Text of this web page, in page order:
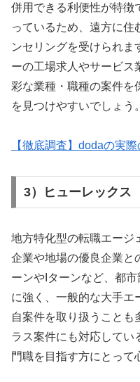
併用できる利便性が特徴
っているため、遠方に住
ンセリングを受けられま
ーの工場求人やサービス
彩な業種・職種の案件を
を見つけやすいでしょう。
【徹底調査】dodaの実際
3）ヒューレックス
地方特化型の転職エージ
企業や地場の優良企業と
ーンやIターンなど、都
に強く、一般的な大手エ
自案件を取り扱うことも
ラス案件にも対応してい
門職を目指す方にとって